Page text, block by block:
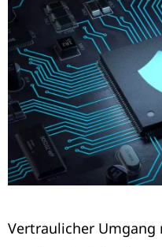
Vertraulicher